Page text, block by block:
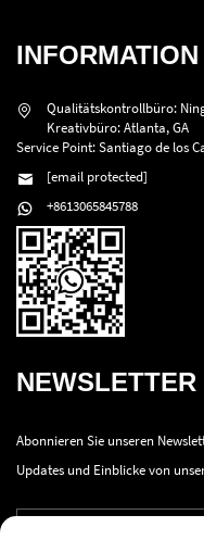
INFORMATION
Qualitätskontrollbüro:
Kreativbüro: Atlanta, GA
Service Point: Santiago de los
[email protected]
+8613065845788
NEWSLETTER
Abonnieren Sie unseren
Updates und Einblicke von